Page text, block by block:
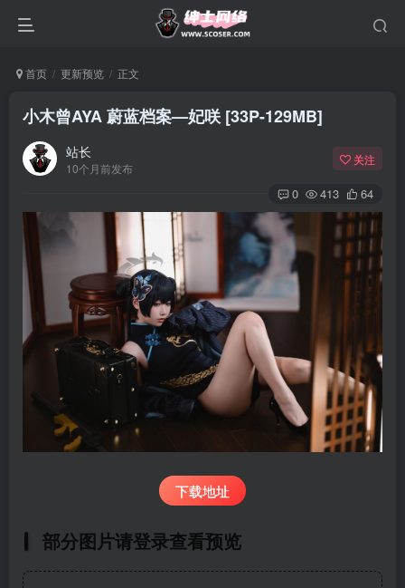
首页 更新预览 正文
小木曾AYA 蔚蓝档案—妃咲 [33P-129MB]
站长
10个月前发布
关注
0 413 64
下载地址
部分图片请登录查看预览